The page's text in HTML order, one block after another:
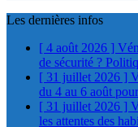
Les dernières infos
[ 4 août 2026 ]
de sécurité ?
[ 31 juillet 2026 ]
du 4 au 6 août
[ 31 juillet 2026 ]
les attentes des